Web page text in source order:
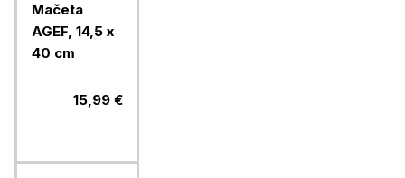
Mačeta
AGEF, 14,5 x
40 cm
15,99 €